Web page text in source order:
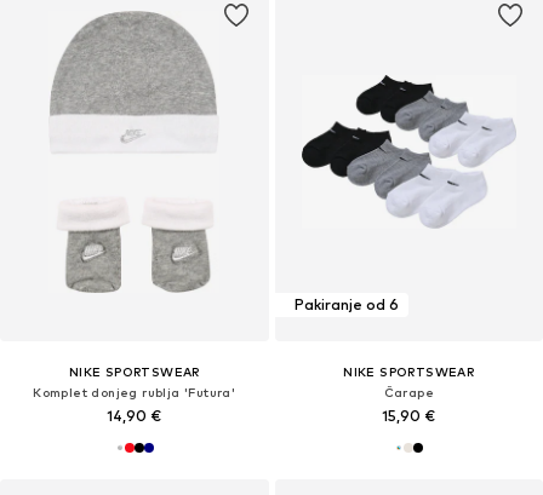
NIKE SPORTSWEAR
Komplet donjeg rublja 'Futura'
14,90 €
Pakiranje od 6
NIKE SPORTSWEAR
Čarape
15,90 €